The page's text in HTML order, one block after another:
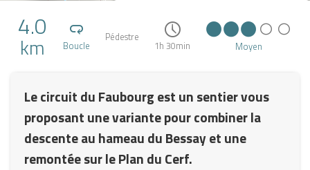
4.0
km Boucle
Pédestre
1h 30min Moyen
Le circuit du Faubourg est un sentier vous
proposant une variante pour combiner la
descente au hameau du Bessay et une
remontée sur le Plan du Cerf.